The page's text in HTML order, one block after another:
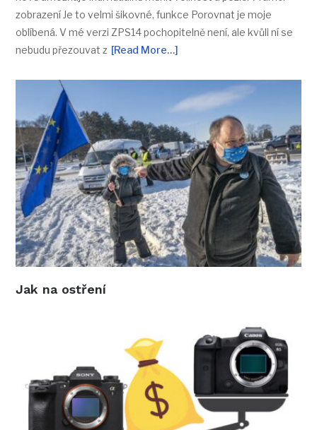
zobrazení Je to velmi šikovné, funkce Porovnat je moje
oblíbená. V mé verzi ZPS14 pochopitelně není, ale kvůli ní se
nebudu přezouvat z [Read More…]
Jak na ostření